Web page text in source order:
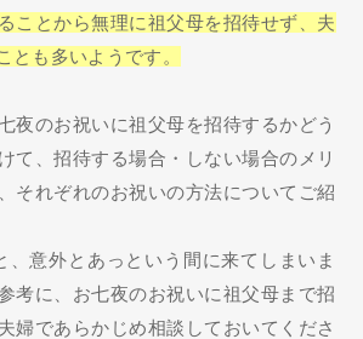
ことから無理に祖父母を招待せず、夫
とも多いようです。
夜のお祝いに祖父母を招待するかどう
て、招待する場合・しない場合のメリ
それぞれのお祝いの方法についてご紹
、意外とあっという間に来てしまいま
考に、お七夜のお祝いに祖父母まで招
婦であらかじめ相談しておいてくださ